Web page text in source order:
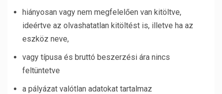
hiányosan vagy nem megfelelően van kitöltve,
ideértve az olvashatatlan kitöltést is, illetve ha az
eszköz neve,
vagy típusa és bruttó beszerzési ára nincs
feltüntetve
a pályázat valótlan adatokat tartalmaz